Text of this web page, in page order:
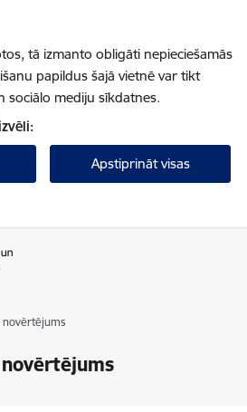
tā izmanto obligāti nepieciešamās
papildus šajā vietnē var tikt
sociālo mediju sīkdatnes.
Apstiprināt visas
novērtējums